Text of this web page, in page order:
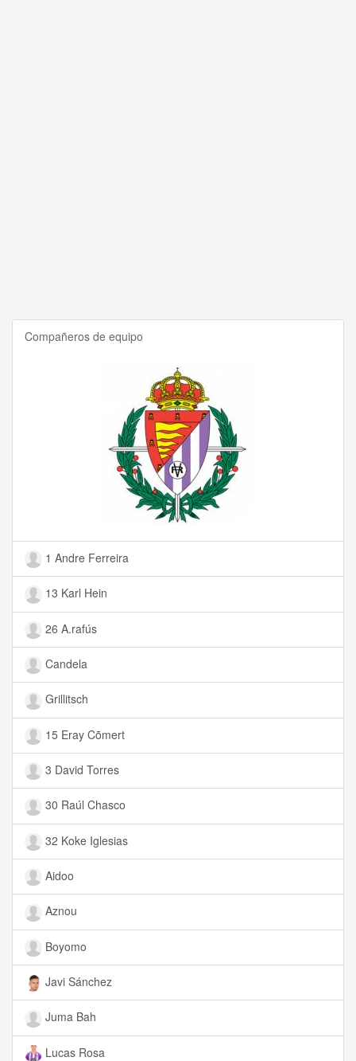
Compañeros de equipo
1 Andre Ferreira
13 Karl Hein
26 A.rafús
Candela
Grillitsch
15 Eray Cõmert
3 David Torres
30 Raúl Chasco
32 Koke Iglesias
Aidoo
Aznou
Boyomo
Javi Sánchez
Juma Bah
Lucas Rosa